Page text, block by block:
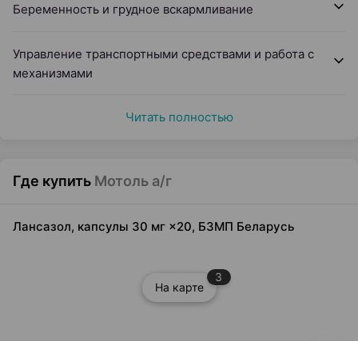
Беременность и грудное вскармливание
Управление транспортными средствами и работа с
механизмами
Читать полностью
Где купить Мотоль а/г
Лансазол, капсулы 30 мг ×20, БЗМП Беларусь
На карте
3